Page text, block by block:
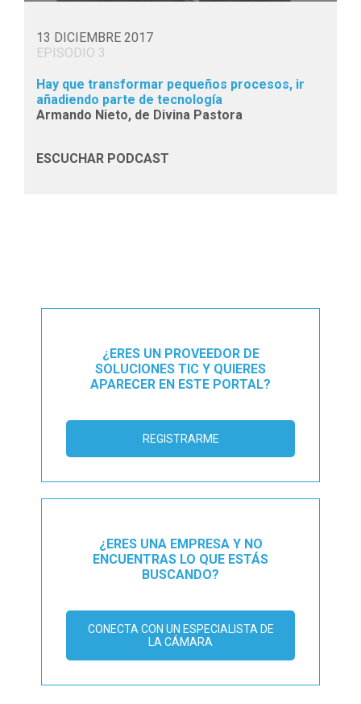
13 DICIEMBRE 2017
EPISODIO 3
Hay que transformar pequeños procesos, ir
añadiendo parte de tecnología
Armando Nieto, de Divina Pastora
ESCUCHAR PODCAST
¿ERES UN PROVEEDOR DE
SOLUCIONES TIC Y QUIERES
APARECER EN ESTE PORTAL?
REGISTRARME
¿ERES UNA EMPRESA Y NO
ENCUENTRAS LO QUE ESTÁS
BUSCANDO?
CONECTA CON UN ESPECIALISTA DE
LA CÁMARA